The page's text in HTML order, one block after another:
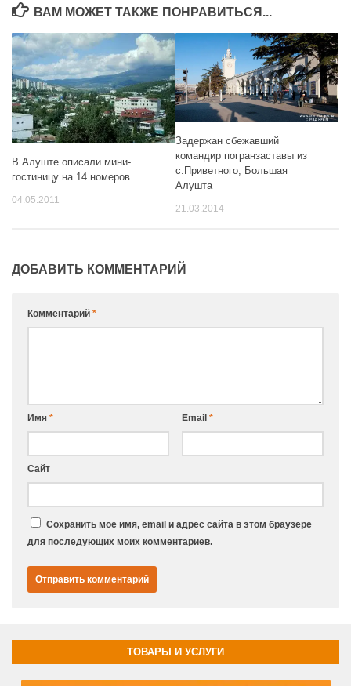
ВАМ МОЖЕТ ТАКЖЕ ПОНРАВИТЬСЯ...
В Алуште описали мини-
гостиницу на 14 номеров
04.05.2011
Задержан сбежавший
командир погранзаставы из
с.Приветного, Большая
Алушта
21.03.2014
ДОБАВИТЬ КОММЕНТАРИЙ
Комментарий *
Имя * Email *
Сайт
Сохранить моё имя, email и адрес сайта в этом браузере
для последующих моих комментариев.
ТОВАРЫ И УСЛУГИ